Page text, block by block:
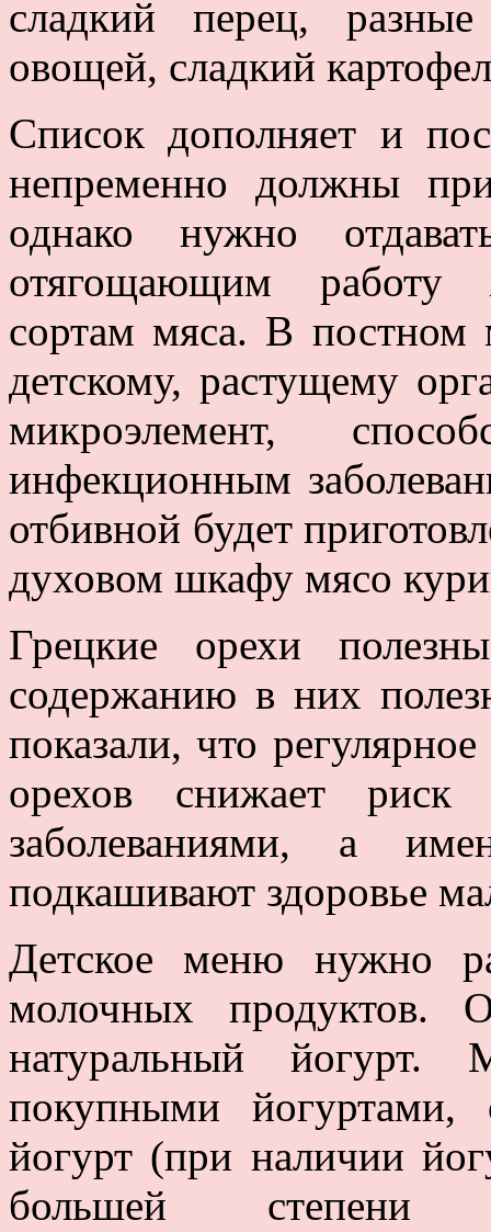
сладкий перец,
овощей, сладкий
Список дополняет и
непременно должны
однако нужно
отягощающим работу
сортам мяса. В постном
детскому, растущему
микроэлемент,
инфекционным
отбивной будет
духовом шкафу мясо
Грецкие орехи
содержанию в них
показали, что
орехов снижает риск
заболеваниями, а
подкашивают здоровье
Детское меню нужно
молочных продуктов.
натуральный
покупными йогуртами,
йогурт (при наличии
большей степени